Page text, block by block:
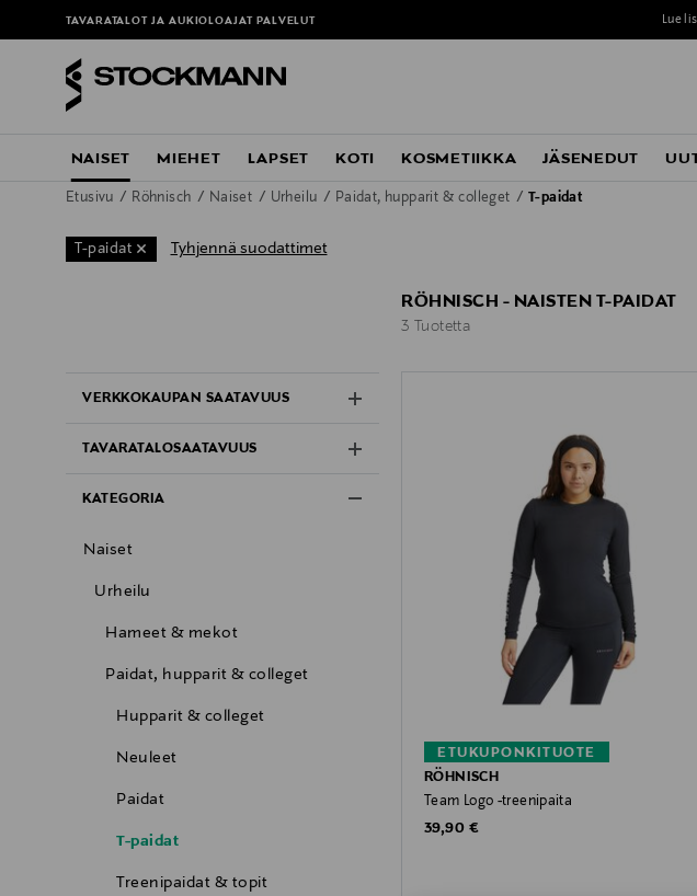
TAVARATALOT JA AUKIOLOAJAT PALVELUT Lue
NAISET MIEHET LAPSET KOTI KOSMETIIKKA JÄSENEDUT
Etusivu Röhnisch Naiset Urheilu Paidat, hupparit & colleget T-paidat
T-paidat Tyhjennä suodattimet
VERKKOKAUPAN SAATAVUUS
TAVARATALOSAATAVUUS
KATEGORIA
Naiset
Urheilu
Hameet & mekot
Paidat, hupparit & colleget
Hupparit & colleget
Neuleet
Paidat
T-paidat
Treenipaidat & topit
RÖHNISCH - NAISTEN T-PAIDAT
3 Tuotetta
ETUKUPONKITUOTE
RÖHNISCH
Team Logo -treenipaita
Original Price
39,90 €